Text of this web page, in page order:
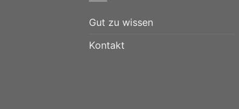
Gut zu wissen
Kontakt